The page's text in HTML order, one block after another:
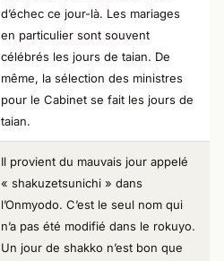
d’échec ce jour-là. Les mariages
en particulier sont souvent
célébrés les jours de taian. De
même, la sélection des ministres
pour le Cabinet se fait les jours de
taian.
Il provient du mauvais jour appelé
« shakuzetsunichi » dans
l’Onmyodo. C’est le seul nom qui
n’a pas été modifié dans le rokuyo.
Un jour de shakko n’est bon que